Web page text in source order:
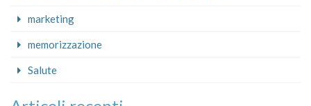
marketing
memorizzazione
Salute